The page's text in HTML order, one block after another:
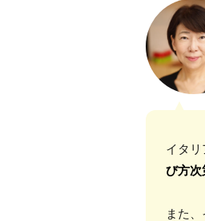
イタリ
び方次
また